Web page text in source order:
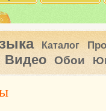
Каталог
Видео Обои